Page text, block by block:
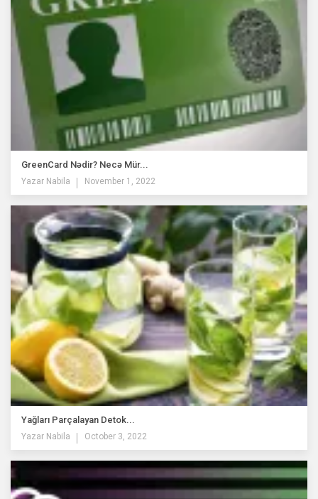
GreenCard Nədir? Necə Mür...
Yazar Nabila November 1, 2022
Yağları Parçalayan Detok...
Yazar Nabila October 3, 2022